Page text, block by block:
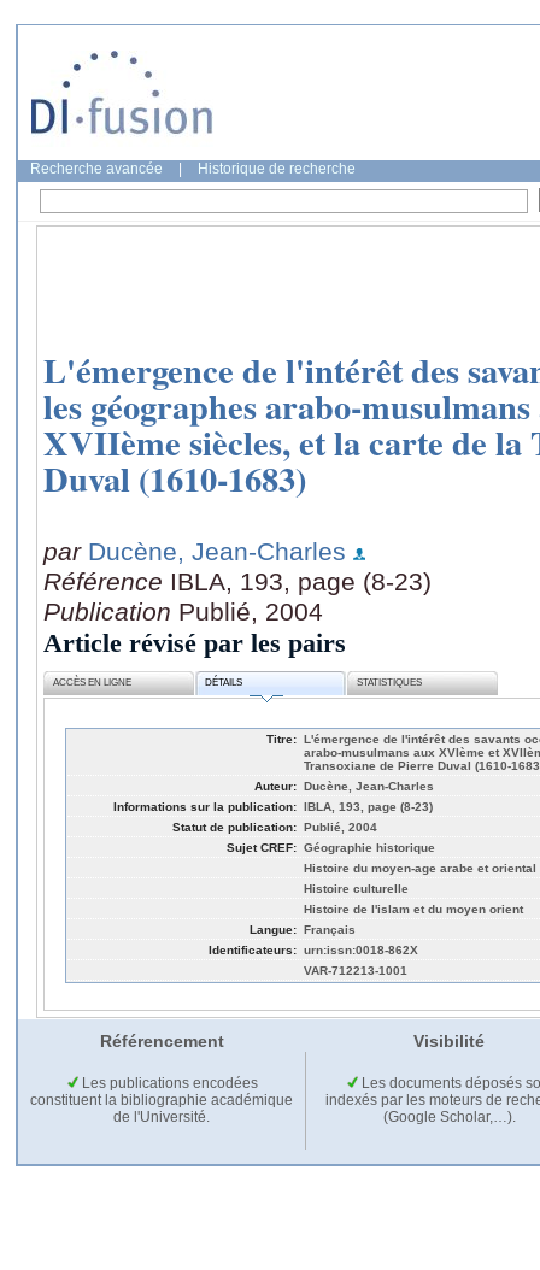
Recherche avancée Historique de recherche
L'émergence de l'intérêt des
les géographes arabo-
XVIIème siècles, et la carte de la
Duval (1610-1683)
par Ducène, Jean-Charles
Référence IBLA, 193, page (8-23)
Publication Publié, 2004
Article révisé par les pairs
ACCÈS EN LIGNE DÉTAILS STATISTIQUES
Titre: L'émergence de l'intérêt des savants
arabo-musulmans aux XVIème et
Transoxiane de Pierre Duval (1610-
Auteur: Ducène, Jean-Charles
Informations sur la publication: IBLA, 193, page (8-23)
Statut de publication: Publié, 2004
Sujet CREF: Géographie historique
Histoire du moyen-age arabe et oriental
Histoire culturelle
Histoire de l'islam et du moyen orient
Langue: Français
Identificateurs: urn:issn:0018-862X
VAR-712213-1001
Référencement Visibilité
Les publications encodées
constituent la bibliographie académique
de l'Université.
Les documents déposés
indexés par les moteurs de
(Google Scholar,…).